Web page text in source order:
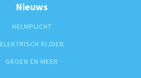
Nieuws
HELMPLICHT
ELEKTRISCH RIJDEN
GROEN EN MEER